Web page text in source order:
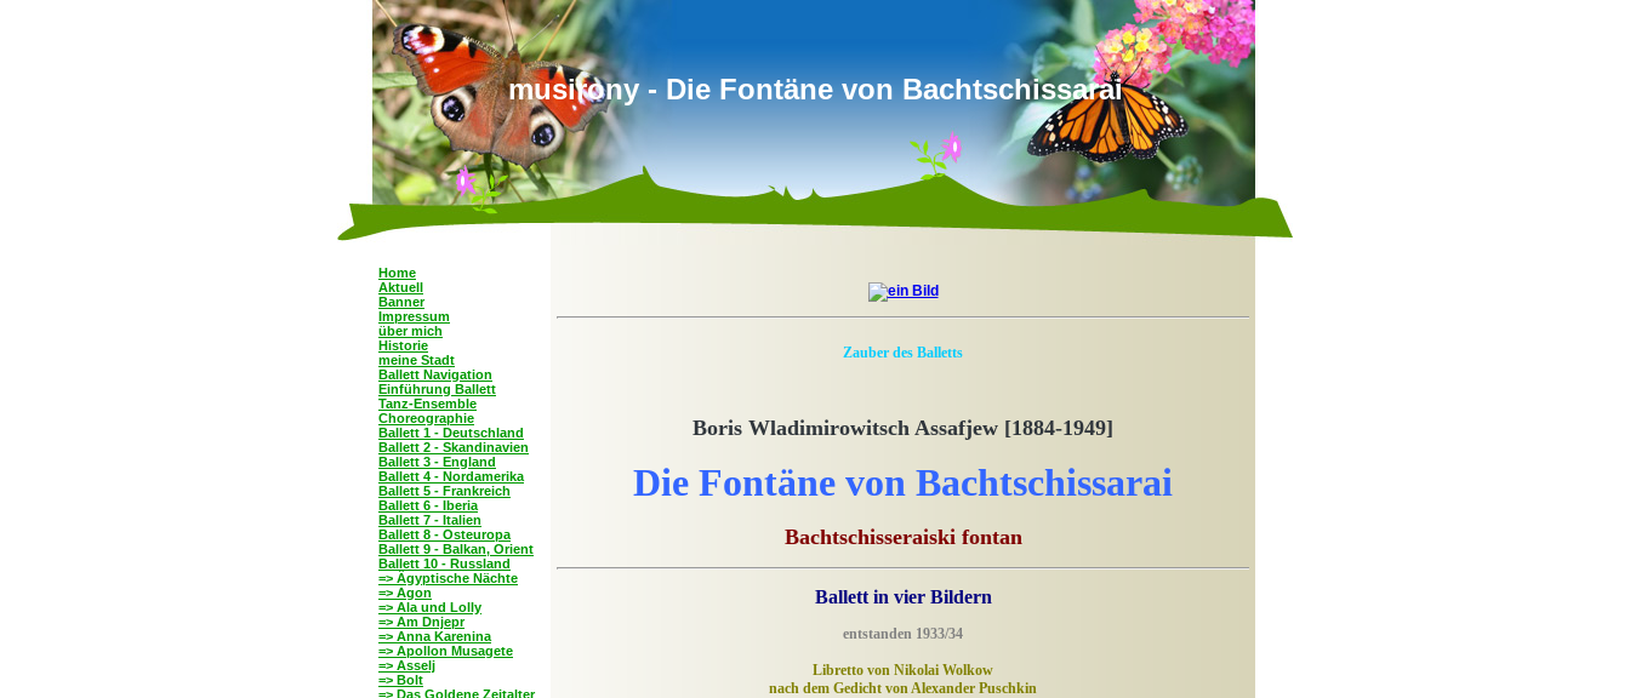
musirony - Die Fontäne von Bachtschissarai
Home
Aktuell
Banner
Impressum
über mich
Historie
meine Stadt
Ballett Navigation
Einführung Ballett
Tanz-Ensemble
Choreographie
Ballett 1 - Deutschland
Ballett 2 - Skandinavien
Ballett 3 - England
Ballett 4 - Nordamerika
Ballett 5 - Frankreich
Ballett 6 - Iberia
Ballett 7 - Italien
Ballett 8 - Osteuropa
Ballett 9 - Balkan, Orient
Ballett 10 - Russland
=> Ägyptische Nächte
=> Agon
=> Ala und Lolly
=> Am Dnjepr
=> Anna Karenina
=> Apollon Musagete
=> Asselj
=> Bolt
=> Das Goldene Zeitalter
Zauber des Balletts
Boris Wladimirowitsch Assafjew [1884-1949]
Die Fontäne von Bachtschissarai
Bachtschisseraiski fontan
Ballett in vier Bildern
entstanden 1933/34
Libretto von Nikolai Wolkow
nach dem Gedicht von Alexander Puschkin